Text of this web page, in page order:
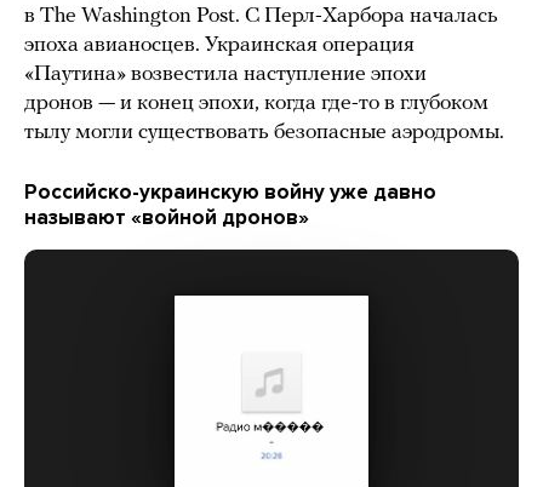
в The Washington Post. С Перл-Харбора началась
эпоха авианосцев. Украинская операция
«Паутина» возвестила наступление эпохи
дронов — и конец эпохи, когда где-то в глубоком
тылу могли существовать безопасные аэродромы.
Российско-украинскую войну уже давно
называют «войной дронов»